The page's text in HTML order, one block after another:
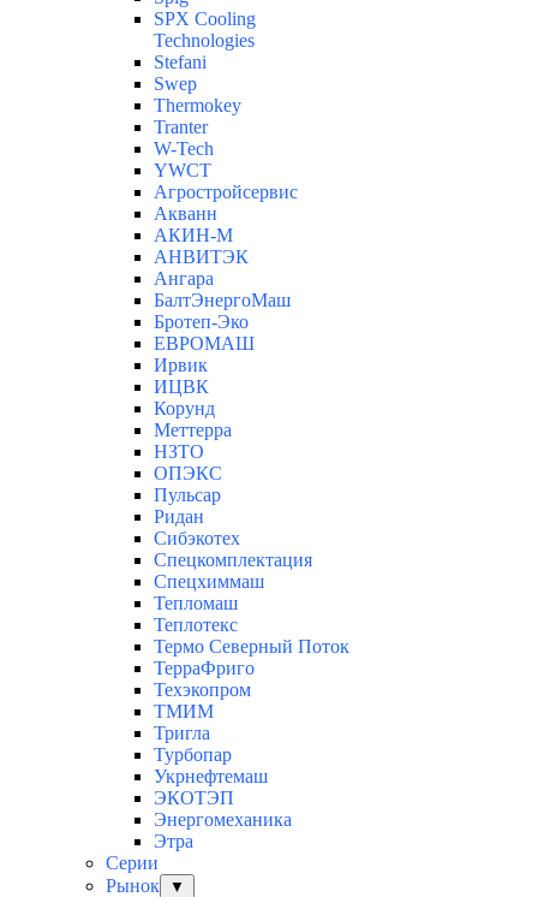
SPX Cooling
Technologies
Stefani
Swep
Thermokey
Tranter
W-Tech
YWCT
Агростройсервис
Акванн
АКИН-М
АНВИТЭК
Ангара
БалтЭнергоМаш
Бротеп-Эко
ЕВРОМАШ
Ирвик
ИЦВК
Корунд
Меттерра
НЗТО
ОПЭКС
Пульсар
Ридан
Сибэкотех
Спецкомплектация
Спецхиммаш
Тепломаш
Теплотекс
Термо Северный Поток
ТерраФриго
Техэкопром
ТМИМ
Тригла
Турбопар
Укрнефтемаш
ЭКОТЭП
Энергомеханика
Этра
Серии
Рынок
▼